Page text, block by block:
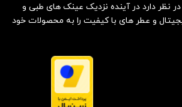
نظر دارد در آینده نزدیک عینک های طبی و
و عطر های با کیفیت را به محصولات خود